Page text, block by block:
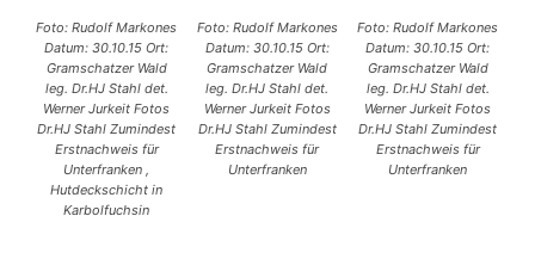
Foto: Rudolf Markones
Datum: 30.10.15 Ort:
Gramschatzer Wald
leg. Dr.HJ Stahl det.
Werner Jurkeit Fotos
Dr.HJ Stahl Zumindest
Erstnachweis für
Unterfranken ,
Hutdeckschicht in
Karbolfuchsin
Foto: Rudolf Markones
Datum: 30.10.15 Ort:
Gramschatzer Wald
leg. Dr.HJ Stahl det.
Werner Jurkeit Fotos
Dr.HJ Stahl Zumindest
Erstnachweis für
Unterfranken
Foto: Rudolf Markones
Datum: 30.10.15 Ort:
Gramschatzer Wald
leg. Dr.HJ Stahl det.
Werner Jurkeit Fotos
Dr.HJ Stahl Zumindest
Erstnachweis für
Unterfranken